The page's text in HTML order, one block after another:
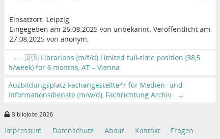
Einsatzort: Leipzig
Eingegeben am 26.08.2025 von unbekannt. Veröffentlicht am
27.08.2025 von anonym.
←
🇺🇦 Librarians (m/f/d) Limited full-time position (38,5
h/week) for 6 months, AT – Vienna
Ausbildungsplatz Fachangestellte*r für Medien- und
Informationsdienste (m/w/d), Fachrichtung Archiv
→
BiblioJobs 2026
Impressum Datenschutz About Kontakt Fragen